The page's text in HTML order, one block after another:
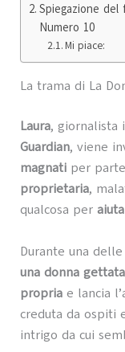
Spiegazione del
Numero 10
Mi piace:
La trama di La
Laura, giornalista
Guardian, viene
magnati per
proprietaria,
qualcosa per
Durante una
una donna
propriae lancia
creduta da ospiti
intrigo da cui